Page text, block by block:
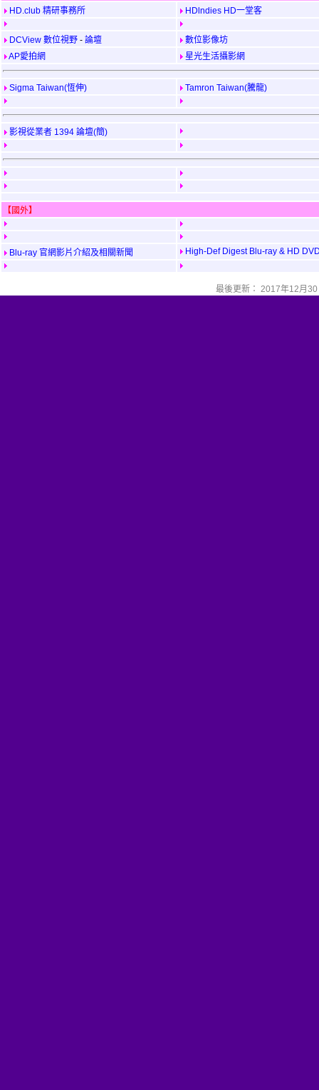
HD.club 精研事務所
HDlndies HD一堂客
DCView 數位視野 - 論壇
數位影像坊
AP愛拍網
星光生活攝影網
Sigma Taiwan(恆伸) Tamron Taiwan(騰龍)
影視從業者 1394 論壇(簡)
【國外】
Blu-ray 官網影片介紹及相關新聞 High-Def Digest Blu-ray & HD
最後更新： 2017年12月30